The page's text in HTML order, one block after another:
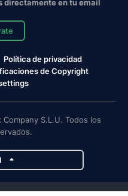
directamente en tu email
Política de privacidad
de Copyright
S.L.U. Todos los